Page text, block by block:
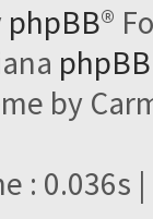
phpBB®
by
: 0.036s